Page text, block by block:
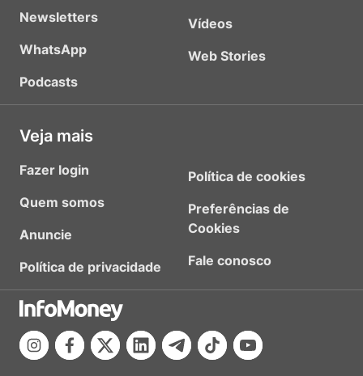
Newsletters
WhatsApp
Podcasts
Vídeos
Web Stories
Veja mais
Fazer login
Quem somos
Anuncie
Política de privacidade
Política de cookies
Preferências de
Cookies
Fale conosco